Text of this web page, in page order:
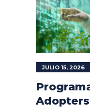
JULIO 15, 2026